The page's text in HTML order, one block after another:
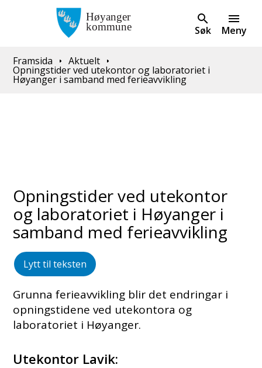
Søk Meny
Du er her:
Framsida Aktuelt
Opningstider ved utekontor og laboratoriet i
Høyanger i samband med ferieavvikling
Opningstider ved utekontor
og laboratoriet i Høyanger i
samband med ferieavvikling
Lytt til teksten
Grunna ferieavvikling blir det endringar i
opningstidene ved utekontora og
laboratoriet i Høyanger.
Utekontor Lavik: